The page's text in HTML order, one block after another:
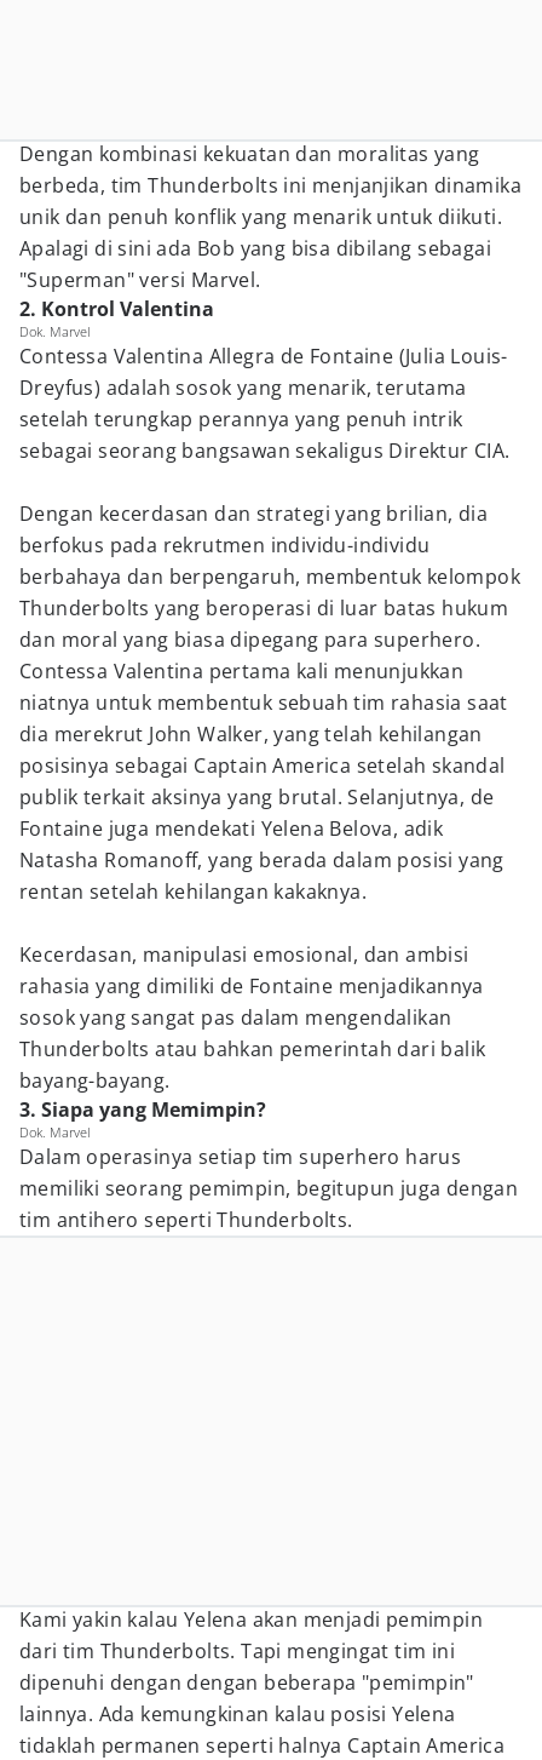
Dengan kombinasi kekuatan dan moralitas yang
berbeda, tim Thunderbolts ini menjanjikan dinamika
unik dan penuh konflik yang menarik untuk diikuti.
Apalagi di sini ada Bob yang bisa dibilang sebagai
"Superman" versi Marvel.
2. Kontrol Valentina
Dok. Marvel
Contessa Valentina Allegra de Fontaine (Julia Louis-
Dreyfus) adalah sosok yang menarik, terutama
setelah terungkap perannya yang penuh intrik
sebagai seorang bangsawan sekaligus Direktur CIA.
Dengan kecerdasan dan strategi yang brilian, dia
berfokus pada rekrutmen individu-individu
berbahaya dan berpengaruh, membentuk kelompok
Thunderbolts yang beroperasi di luar batas hukum
dan moral yang biasa dipegang para superhero.
Contessa Valentina pertama kali menunjukkan
niatnya untuk membentuk sebuah tim rahasia saat
dia merekrut John Walker, yang telah kehilangan
posisinya sebagai Captain America setelah skandal
publik terkait aksinya yang brutal. Selanjutnya, de
Fontaine juga mendekati Yelena Belova, adik
Natasha Romanoff, yang berada dalam posisi yang
rentan setelah kehilangan kakaknya.
Kecerdasan, manipulasi emosional, dan ambisi
rahasia yang dimiliki de Fontaine menjadikannya
sosok yang sangat pas dalam mengendalikan
Thunderbolts atau bahkan pemerintah dari balik
bayang-bayang.
3. Siapa yang Memimpin?
Dok. Marvel
Dalam operasinya setiap tim superhero harus
memiliki seorang pemimpin, begitupun juga dengan
tim antihero seperti Thunderbolts.
Kami yakin kalau Yelena akan menjadi pemimpin
dari tim Thunderbolts. Tapi mengingat tim ini
dipenuhi dengan dengan beberapa "pemimpin"
lainnya. Ada kemungkinan kalau posisi Yelena
tidaklah permanen seperti halnya Captain America